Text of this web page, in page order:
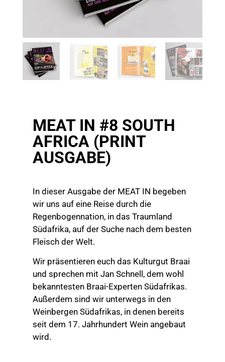
MEAT IN #8 SOUTH
AFRICA (PRINT
AUSGABE)
In dieser Ausgabe der MEAT IN begeben
wir uns auf eine Reise durch die
Regenbogennation, in das Traumland
Südafrika, auf der Suche nach dem besten
Fleisch der Welt.
Wir präsentieren euch das Kulturgut Braai
und sprechen mit Jan Schnell, dem wohl
bekanntesten Braai-Experten Südafrikas.
Außerdem sind wir unterwegs in den
Weinbergen Südafrikas, in denen bereits
seit dem 17. Jahrhundert Wein angebaut
wird.